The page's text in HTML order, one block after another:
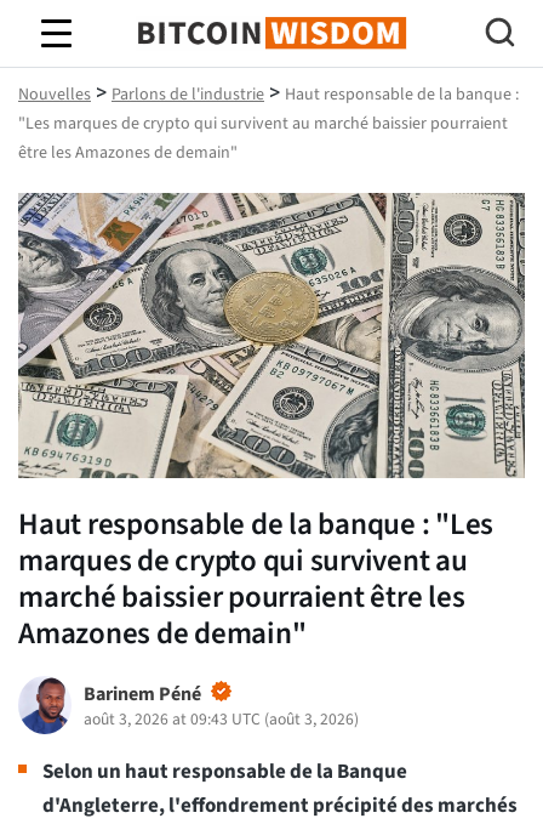
Bitcoin Sagesse
Nouvelles > Parlons de l'industrie > Haut responsable de la banque :
"Les marques de crypto qui survivent au marché baissier pourraient
être les Amazones de demain"
Haut responsable de la banque : "Les
marques de crypto qui survivent au
marché baissier pourraient être les
Amazones de demain"
Barinem Péné
août 3, 2026 at 09:43 UTC (août 3, 2026)
Selon un haut responsable de la Banque
d'Angleterre, l'effondrement précipité des marchés